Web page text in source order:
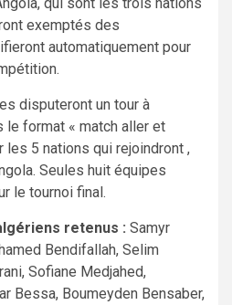
exemptés des
automatiquement pour
disputeront un tour à
format « match aller et
les 5 nations qui rejoindront ,
Seules huit équipes
le tournoi final.
retenus : Samyr
Bendifallah, Selim
Sofiane Medjahed,
Bessa, Boumeyden Bensaber,